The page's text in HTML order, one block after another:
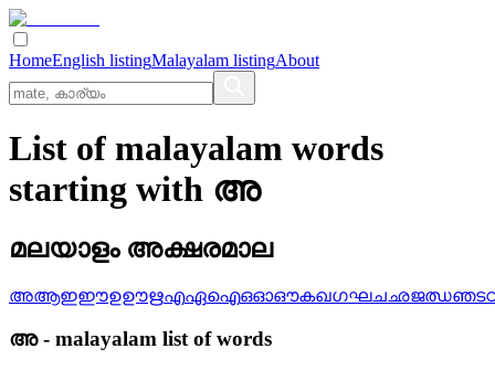
HomeEnglish listingMalayalam listingAbout
List of malayalam words
starting with അ
മലയാളം അക്ഷരമാല
അആഇഈഉഊഋഎഏഐഒഓഔകഖഗഘചഛജഝഞട
അ- malayalam list of words